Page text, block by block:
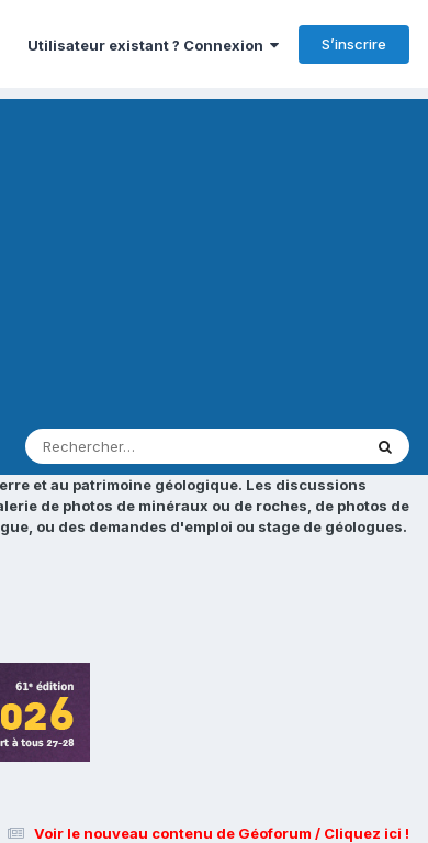
Utilisateur existant ? Connexion S’inscrire
et au patrimoine géologique. Les discussions
de photos de minéraux ou de roches, de photos de
ou des demandes d'emploi ou stage de géologues.
Voir le nouveau contenu de Géoforum / Cliquez ici !